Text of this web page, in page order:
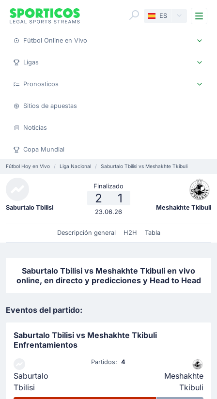
ES
Fútbol Online en Vivo
Ligas
Pronosticos
Sitios de apuestas
Noticias
Copa Mundial
Fútbol Hoy en Vivo Liga Nacional Saburtalo Tbilisi vs Meshakhte Tkibuli
Saburtalo Tbilisi
Finalizado
2 1
23.06.26
Meshakhte Tkibuli
Descripción general H2H Tabla
Saburtalo Tbilisi vs Meshakhte Tkibuli en vivo
online, en directo y predicciones y Head to Head
Eventos del partido:
Saburtalo Tbilisi vs Meshakhte Tkibuli
Enfrentamientos
Saburtalo
Tbilisi
Partidos:4
Meshakhte
Tkibuli